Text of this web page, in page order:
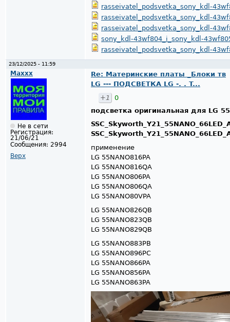
rasseivatel_podsvetka_sony_kdl-
rasseivatel_podsvetka_sony_kdl-
rasseivatel_podsvetka_sony_kdl-
sony_kdl-43wf804_i_sony_kdl-
rasseivatel_podsvetka_sony_kdl-
23/12/2025 - 11:59
Maxxx
Не в сети
Регистрация:
21/06/21
Сообщения: 2994
Верх
Re: Материнские платы _Блоки тв
LG --- ПОДСВЕТКА LG -. . T...
+1
0
подсветка оригинальная для LG
применение
LG 55NANO816PA
LG 55NANO816QA
LG 55NANO806PA
LG 55NANO806QA
LG 55NANO80VPA
LG 55NANO826QB
LG 55NANO823QB
LG 55NANO829QB
LG 55NANO883PB
LG 55NANO896PC
LG 55NANO866PA
LG 55NANO856PA
LG 55NANO863PA